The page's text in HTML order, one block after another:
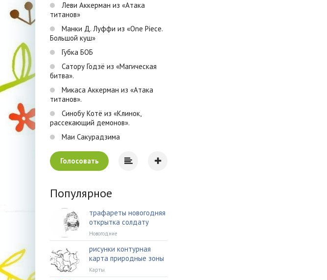
Леви Аккерман из «Атака
титанов»
Манки Д. Луффи из «One Piece.
Большой куш»
Губка БОБ
Сатору Годзё из «Магическая
битва».
Микаса Аккерман из «Атака
титанов».
Синобу Котё из «Клинок,
рассекающий демонов».
Маи Сакурадзима
Голосовать
Популярное
трафареты новогодняя
открытка солдату
Новогодние
рисунки контурная
карта природные зоны
Карты